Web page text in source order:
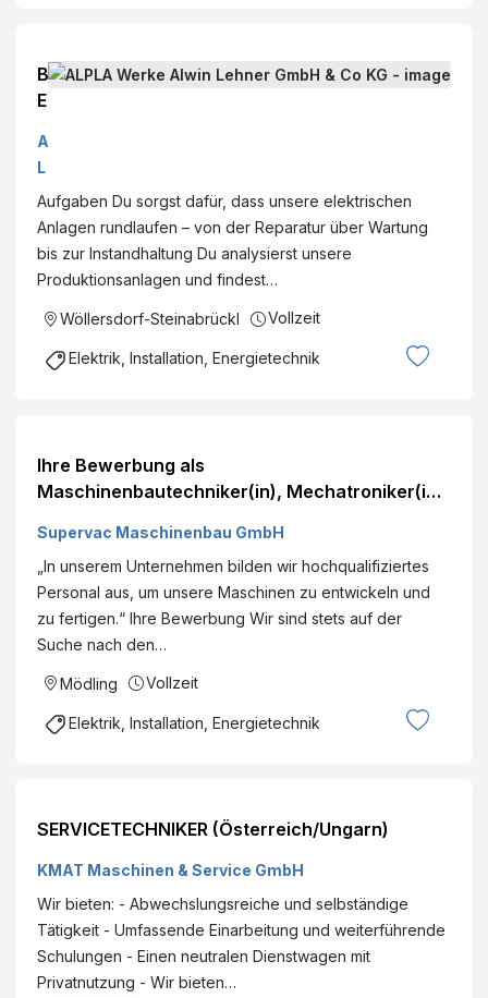
B
E
R
I
E
B
S
E
L
K
K
E
-
W
E
R
K
S
E
B
R
C
K
L
M
A
L
P
L
A
W
w
i
L
e
h
n
e
G
m
C
K
G
Aufgaben Du sorgst dafür, dass unsere elektrischen
Anlagen rundlaufen – von der Reparatur über Wartung
bis zur Instandhaltung Du analysierst unsere
Produktionsanlagen und findest…
Wöllersdorf-Steinabrückl Vollzeit
Elektrik, Installation, Energietechnik
Ihre Bewerbung als
Maschinenbautechniker(in), Mechatroniker(in)
Supervac Maschinenbau GmbH
„In unserem Unternehmen bilden wir hochqualifiziertes
Personal aus, um unsere Maschinen zu entwickeln und
zu fertigen.“ Ihre Bewerbung Wir sind stets auf der
Suche nach den…
Mödling Vollzeit
Elektrik, Installation, Energietechnik
SERVICETECHNIKER (Österreich/Ungarn)
KMAT Maschinen & Service GmbH
Wir bieten: - Abwechslungsreiche und selbständige
Tätigkeit - Umfassende Einarbeitung und weiterführende
Schulungen - Einen neutralen Dienstwagen mit
Privatnutzung - Wir bieten…